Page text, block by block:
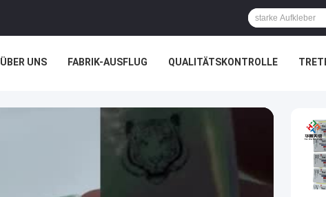
ÜBER UNS FABRIK-AUSFLUG QUALITÄTSKONTROLLE